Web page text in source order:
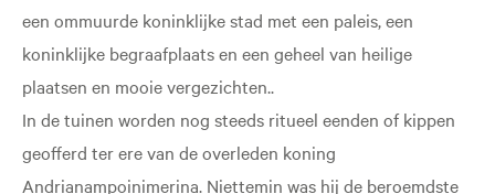
een ommuurde koninklijke stad met een paleis, een
koninklijke begraafplaats en een geheel van heilige
plaatsen en mooie vergezichten..
In de tuinen worden nog steeds ritueel eenden of kippen
geofferd ter ere van de overleden koning
Andrianampoinimerina. Niettemin was hij de beroemdste